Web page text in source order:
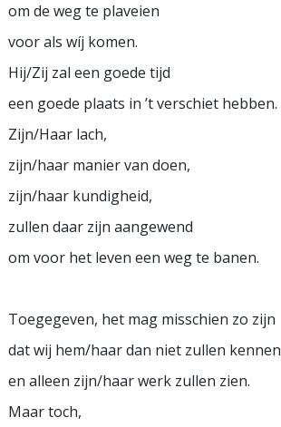
om de weg te plaveien
voor als wíj komen.
Hij/Zij zal een goede tijd
een goede plaats in ’t verschiet hebben.
Zijn/Haar lach,
zijn/haar manier van doen,
zijn/haar kundigheid,
zullen daar zijn aangewend
om voor het leven een weg te banen.
Toegegeven, het mag misschien zo zijn
dat wij hem/haar dan niet zullen kennen
en alleen zijn/haar werk zullen zien.
Maar toch,